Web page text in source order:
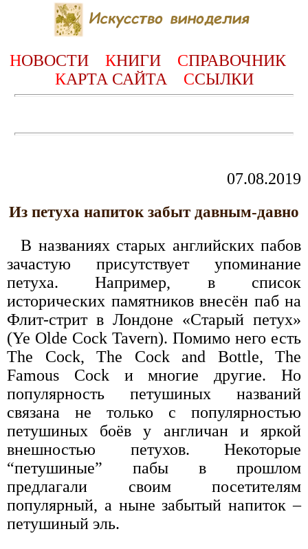
НОВОСТИ КНИГИ СПРАВОЧНИК
КАРТА САЙТА ССЫЛКИ
07.08.2019
Из петуха напиток забыт давным-давно
В названиях старых английских пабов
зачастую присутствует упоминание
петуха. Например, в список
исторических памятников внесён паб на
Флит-стрит в Лондоне «Старый петух»
(Ye Olde Cock Tavern). Помимо него есть
The Cock, The Cock and Bottle, The
Famous Cock и многие другие. Но
популярность петушиных названий
связана не только с популярностью
петушиных боёв у англичан и яркой
внешностью петухов. Некоторые
“петушиные” пабы в прошлом
предлагали своим посетителям
популярный, а ныне забытый напиток –
петушиный эль.